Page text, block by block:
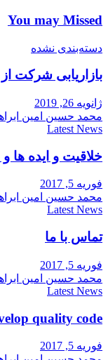
You may Missed
دسته‌بندی نشده
بازاریابی شرکت
ژانویه 26, 2019
محمد حسین امین
Latest News
خلاقیت و ایده
فوریه 5, 2017
محمد حسین امین
Latest News
تماس با ما
فوریه 5, 2017
محمد حسین امین
Latest News
quality code
فوریه 5, 2017